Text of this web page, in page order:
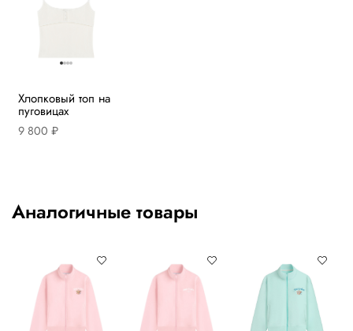
Хлопковый топ на
пуговицах
9 800 ₽
Аналогичные товары